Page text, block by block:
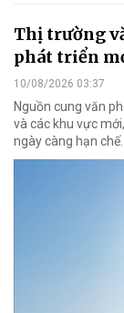
Thị trường
phát triển
10/08/2026 03:37
Nguồn cung văn
và các khu vực
ngày càng hạn chế.